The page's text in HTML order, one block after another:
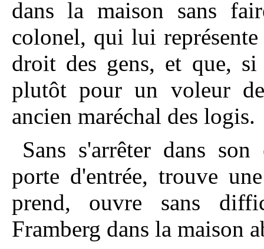
dans la maison sans
colonel, qui lui
droit des gens, et que,
plutôt pour un voleur
ancien maréchal des logis.
Sans s'arrêter dans
porte d'entrée, trouve
prend, ouvre sans
Framberg dans la maison